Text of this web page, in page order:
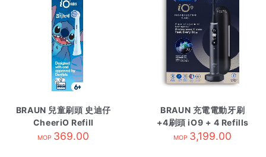
BRAUN 兒童刷頭 史迪仔
CheeriO Refill
MOP 369.00
BRAUN 充電電動牙刷
+4刷頭 iO9 + 4 Refills
黑
MOP 3,199.00